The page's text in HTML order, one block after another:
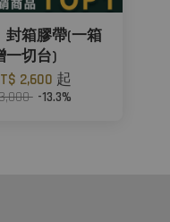
封箱膠帶(一箱
一切台)
2,600 起
-13.3%